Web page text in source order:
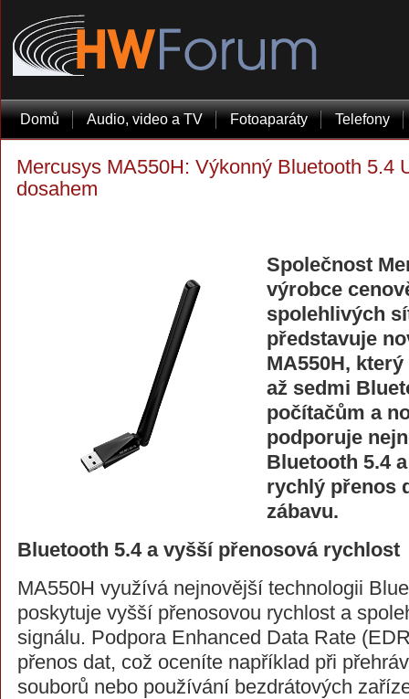
Domů Audio, video a TV Fotoaparáty Telefony
Mercusys MA550H: Výkonný Bluetooth 5.4
dosahem
Společnost
výrobce
spolehlivých
představuje
MA550H,
až sedmi
počítačům a
podporuje
Bluetooth 5.4
rychlý přenos
zábavu.
Bluetooth 5.4 a vyšší přenosová rychlost
MA550H využívá nejnovější technologii
poskytuje vyšší přenosovou rychlost a
signálu. Podpora Enhanced Data Rate
přenos dat, což oceníte například při
souborů nebo používání bezdrátových